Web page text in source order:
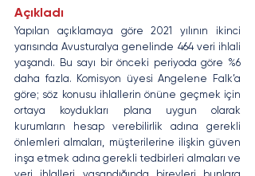
Açıkladı
Yapılan açıklamaya göre 2021 yılının ikinci
yarısında Avusturalya genelinde 464 veri ihlali
yaşandı. Bu sayı bir önceki periyoda göre %6
daha fazla. Komisyon üyesi Angelene Falk’a
göre; söz konusu ihlallerin önüne geçmek için
ortaya koydukları plana uygun olarak
kurumların hesap verebilirlik adına gerekli
önlemleri almaları, müşterilerine ilişkin güven
inşa etmek adına gerekli tedbirleri almaları ve